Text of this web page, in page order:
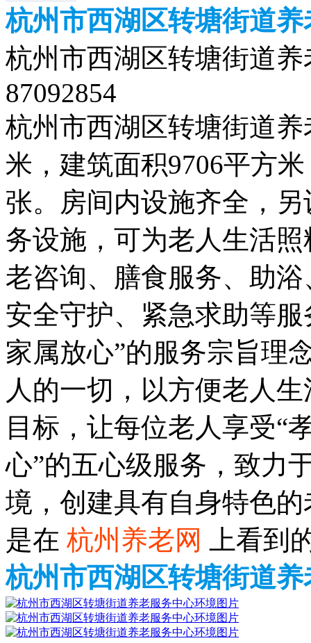
杭州市西湖区转塘街道
杭州市西湖区转塘街道
87092854
杭州市西湖区转塘街道
米，建筑面积9706平方
张。房间内设施齐全，
务设施，可为老人生活
老咨询、膳食服务、助
安全守护、紧急求助等
家属放心”的服务宗旨理
人的一切，以方便老人
目标，让每位老人享受“
心”的五心级服务，致力
境，创建具有自身特色
是在 杭州养老网
上看到
杭州市西湖区转塘街道